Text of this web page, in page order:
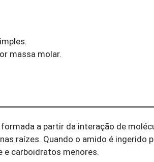
massa molar.
a partir da interação de
raízes. Quando o amido é ingerido
e carboidratos menores.